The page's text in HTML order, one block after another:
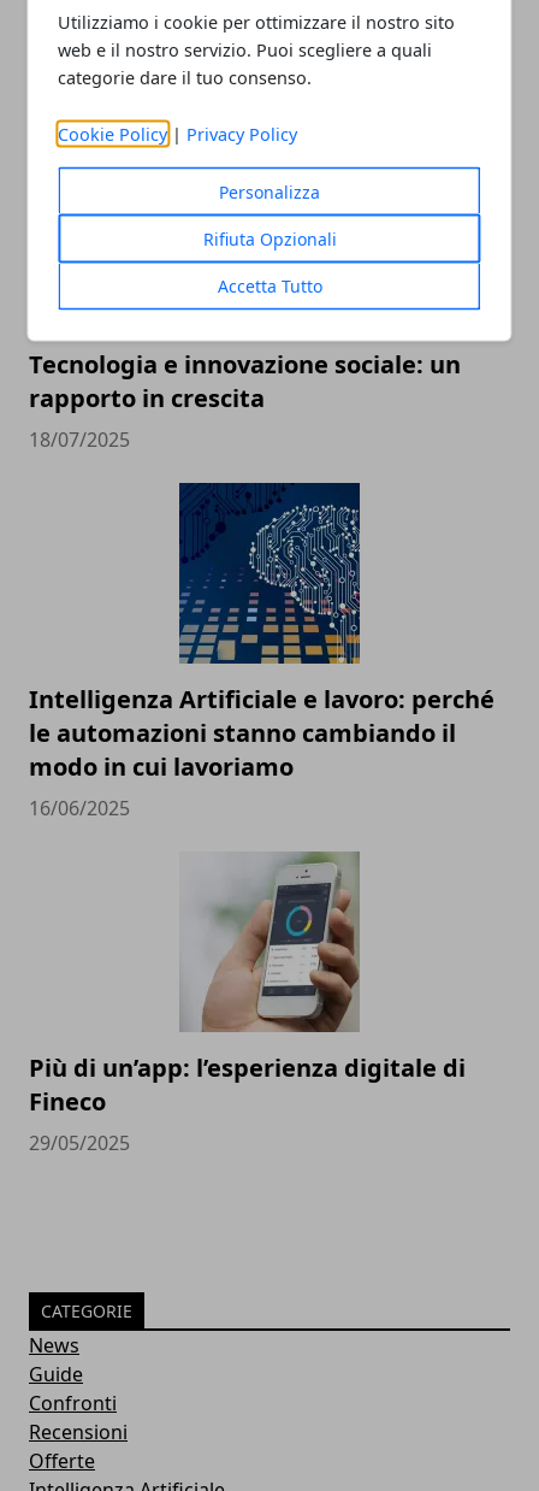
Utilizziamo i cookie per ottimizzare il nostro sito
web e il nostro servizio. Puoi scegliere a quali
categorie dare il tuo consenso.
Cookie Policy | Privacy Policy
Personalizza
Rifiuta Opzionali
Accetta Tutto
Tecnologia e innovazione sociale: un
rapporto in crescita
18/07/2025
Intelligenza Artificiale e lavoro: perché
le automazioni stanno cambiando il
modo in cui lavoriamo
16/06/2025
Più di un’app: l’esperienza digitale di
Fineco
29/05/2025
CATEGORIE
News
Guide
Confronti
Recensioni
Offerte